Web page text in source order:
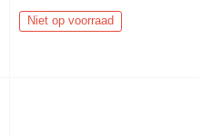
Niet op voorraad